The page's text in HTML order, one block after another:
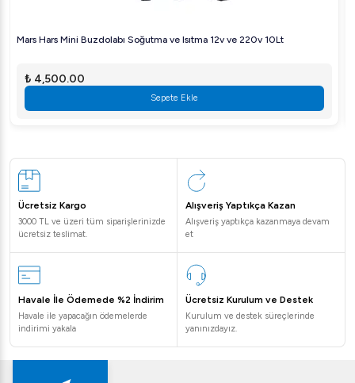
Mars Hars Mini Buzdolabı Soğutma ve Isıtma 12v ve 220v 10Lt
₺ 4,500.00
Sepete Ekle
Ücretsiz Kargo
3000 TL ve üzeri tüm siparişlerinizde
ücretsiz teslimat.
Alışveriş Yaptıkça Kazan
Alışveriş yaptıkça kazanmaya devam
et
Havale İle Ödemede %2 İndirim
Havale ile yapacağın ödemelerde
indirimi yakala
Ücretsiz Kurulum ve Destek
Kurulum ve destek süreçlerinde
yanınızdayız.